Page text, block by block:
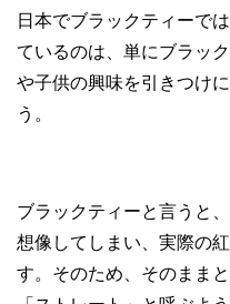
日本でブラックティーで
ているのは、単にブラッ
や子供の興味を引きつけ
う。
ブラックティーと言うと
想像してしまい、実際の
す。そのため、そのまま